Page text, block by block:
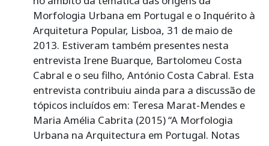
Morfologia Urbana em Portugal e o Inquérito à
Arquitetura Popular, Lisboa, 31 de maio de
2013. Estiveram também presentes nesta
entrevista Irene Buarque, Bartolomeu Costa
Cabral e o seu filho, António Costa Cabral. Esta
entrevista contribuiu ainda para a discussão de
tópicos incluídos em: Teresa Marat-Mendes e
Maria Amélia Cabrita (2015) “A Morfologia
Urbana na Arquitectura em Portugal. Notas